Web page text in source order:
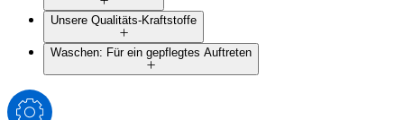
Unsere Qualitäts-Kraftstoffe
Waschen: Für ein gepflegtes Auftreten